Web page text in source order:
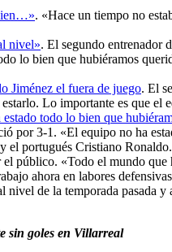
. «Hace un tiempo no
nivel». El segundo entrenador
lo bien que hubiéramos
Jiménez el fuera de juego. El
Lo importante es que
todo lo bien que
por 3-1. «El equipo no ha
el portugués Cristiano
público. «Todo el mundo
ahora en labores
de la temporada pasada
sin goles en Villarreal